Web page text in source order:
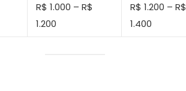
R$ 1.000 – R$
1.200
R$ 1.200 – R$
1.400